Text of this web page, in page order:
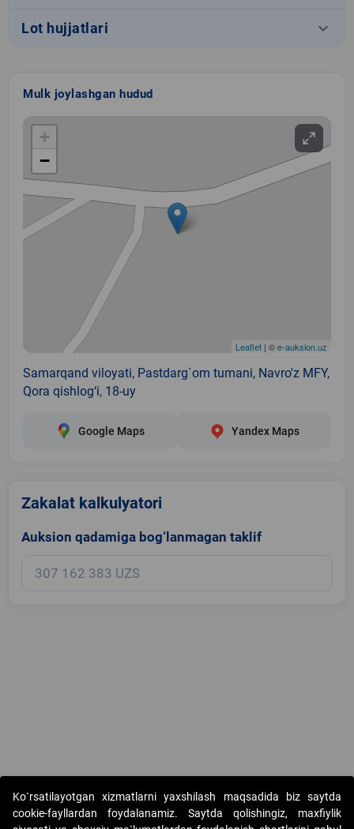
Lot hujjatlari keyboard_arrow_down
Mulk joylashgan hudud
+
−
Leaflet | ©e-auksion.uz
Samarqand viloyati, Pastdarg`om tumani, Navro'z MFY,
Qora qishlog‘i, 18-uy
Google Maps Yandex Maps
Zakalat kalkulyatori
Auksion qadamiga bog‘lanmagan taklif
Copyright © 2017-2026. "Elektron onlayn-auksionlarni tashkil etish"
AJ. Barcha huquqlar himoyalangan
Ko`rsatilayotgan xizmatlarni yaxshilash maqsadida biz saytda
cookie-fayllardan foydalanamiz. Saytda qolishingiz, maxfiylik